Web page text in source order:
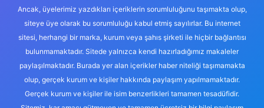
Ancak, üyelerimiz yazdıkları içeriklerin sorumluluğunu taşımakta olup,
siteye üye olarak bu sorumluluğu kabul etmiş sayılırlar. Bu internet
sitesi, herhangi bir marka, kurum veya şahıs şirketi ile hiçbir bağlantısı
bulunmamaktadır. Sitede yalnızca kendi hazırladığımız makaleler
paylaşılmaktadır. Burada yer alan içerikler haber niteliği taşımamakta
olup, gerçek kurum ve kişiler hakkında paylaşım yapılmamaktadır.
Gerçek kurum ve kişiler ile isim benzerlikleri tamamen tesadüfidir.